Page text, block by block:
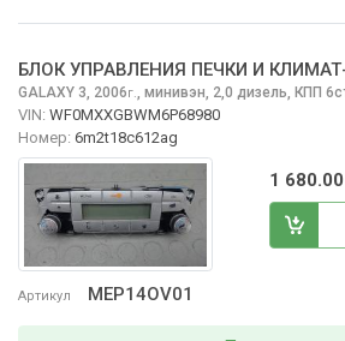
Артикул MEP14OV01
БЛОК УПРАВЛЕНИЯ ПЕЧКИ И
GALAXY 3, 2006г. минивэн, 2,0 дизель, КПП
VIN: WF0MXXGBWM6P68980
Номер: 6m2t18c612ag
1 680.00